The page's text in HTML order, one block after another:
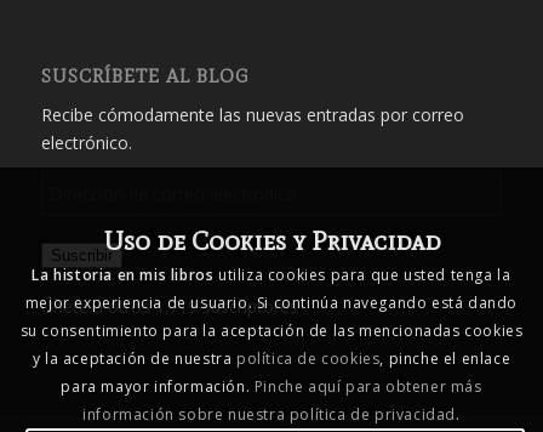
SUSCRÍBETE AL BLOG
Recibe cómodamente las nuevas entradas por correo
electrónico.
correo
electrónico
Suscribir
Únete a otros 1.719 suscriptores
Uso de Cookies y Privacidad
La historia en mis libros utiliza cookies para que usted tenga la
mejor experiencia de usuario. Si continúa navegando está dando
su consentimiento para la aceptación de las mencionadas cookies
y la aceptación de nuestra política de cookies, pinche el enlace
para mayor información. Pinche aquí para obtener más
información sobre nuestra política de privacidad.